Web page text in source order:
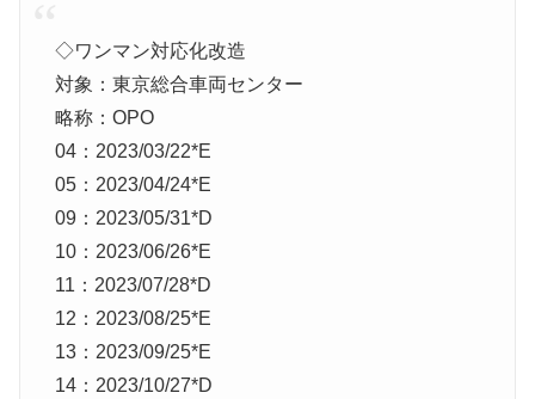
◇ワンマン対応化改造
対象：東京総合車両センター
略称：OPO
04：2023/03/22*E
05：2023/04/24*E
09：2023/05/31*D
10：2023/06/26*E
11：2023/07/28*D
12：2023/08/25*E
13：2023/09/25*E
14：2023/10/27*D